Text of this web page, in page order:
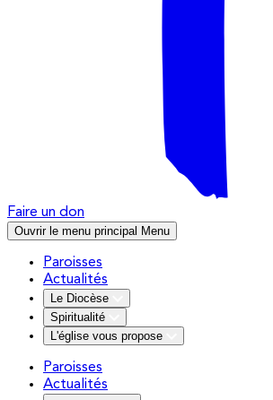
Faire un don
Ouvrir le menu principal Menu
Paroisses
Actualités
Le Diocèse
Spiritualité
L'église vous propose
Paroisses
Actualités